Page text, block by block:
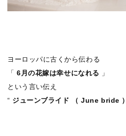
ヨーロッパに古くから伝わる
「6月の花嫁は幸せになれる
」
という言い伝え
“ ジューンブライド （ June bride ）